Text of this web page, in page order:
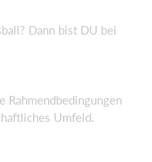
Dann bist DU bei
Umfeld.